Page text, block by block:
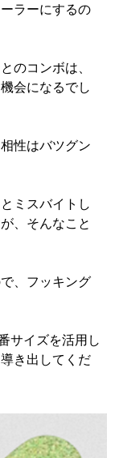
ラーにするの
のコンボは、
会になるでし
性はバツグン
ミスバイトし
、そんなこと
、フッキング
サイズを活用し
き出してくだ